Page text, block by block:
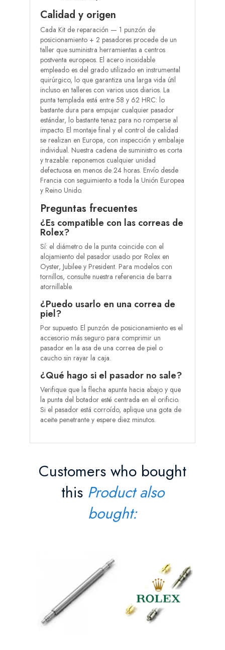
Calidad y origen
Cada Kit de reparación — 1 punzón de
posicionamiento + 2 pasadores procede de un
taller que suministra herramientas a centros
postventa europeos. El acero inoxidable
empleado es del grado utilizado en instrumental
quirúrgico, lo que garantiza una larga vida útil
incluso en talleres con varios usos diarios. La
punta templada está entre 58 y 62 HRC: lo
bastante dura para empujar cualquier pasador
estándar, lo bastante tenaz para no romperse al
impacto. El montaje final y el control de calidad
se realizan en Europa, con inspección y embalaje
individual. Nuestra cadena de suministro es corta
y trazable: reponemos cualquier unidad
defectuosa en menos de 24 horas. Envío desde
Francia con seguimiento a toda la Unión Europea
y Reino Unido.
Preguntas frecuentes
¿Es compatible con las correas de
Rolex?
Sí: el diámetro de la punta coincide con el
alojamiento del pasador usado por Rolex en
Oyster, Jubilee y President. Para modelos con
tornillos, consulte nuestra referencia de barra
atornillable.
¿Puedo usarlo en una correa de
piel?
Por supuesto. El punzón de posicionamiento es el
accesorio más seguro para comprimir un
pasador en la asa de una correa de piel o
caucho sin rayar la caja.
¿Qué hago si el pasador no sale?
Verifique que la flecha apunta hacia abajo y que
la punta del botador esté centrada en el orificio.
Si el pasador está corroído, aplique una gota de
aceite penetrante y espere diez minutos.
Customers who bought
this Product also
bought: